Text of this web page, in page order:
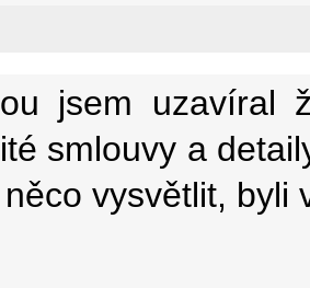
jsem uzavíral
smlouvy a
vysvětlit, byli